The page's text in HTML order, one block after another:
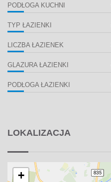
PODŁOGA KUCHNI
TYP ŁAZIENKI
LICZBA ŁAZIENEK
GLAZURA ŁAZIENKI
PODŁOGA ŁAZIENKI
LOKALIZACJA
+